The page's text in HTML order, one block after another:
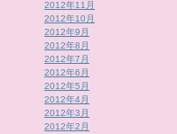
2012年11月
2012年10月
2012年9月
2012年8月
2012年7月
2012年6月
2012年5月
2012年4月
2012年3月
2012年2月